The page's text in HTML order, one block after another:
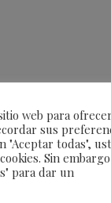
en verano
y
lo necesario
digno
web para
sus
"Aceptar todas",
Sin
para dar un